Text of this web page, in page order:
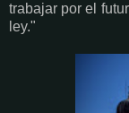
trabajar por el
ley."